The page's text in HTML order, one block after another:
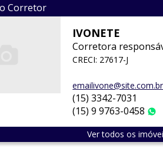
Corretor
IVONETE
Corretora
CRECI: 27617-J
emailivone@site.com.br
(15) 3342-7031
(15) 9 9763-0458
Ver todos os